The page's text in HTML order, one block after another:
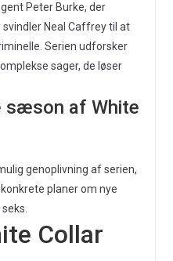
Peter Burke, der
Neal Caffrey til at
Serien udforsker
sager, de løser
sæson af White
genoplivning af serien,
planer om nye
Collar